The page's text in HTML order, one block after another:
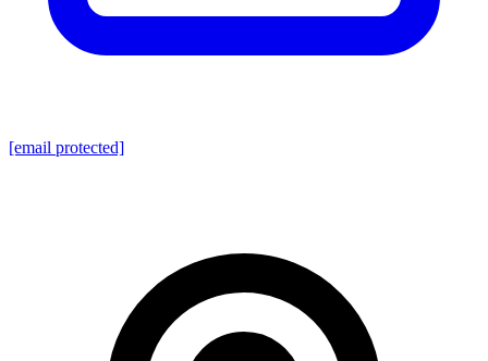
[email protected]